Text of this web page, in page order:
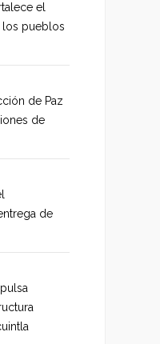
el
pueblos
de Paz
de
de